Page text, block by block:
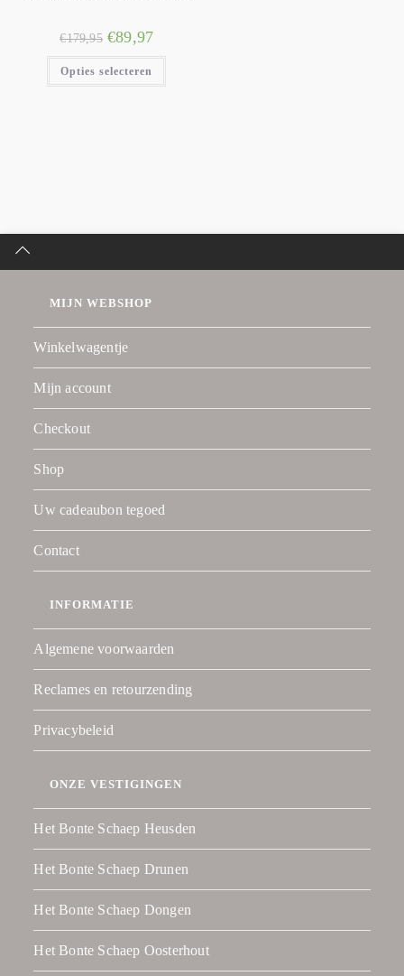
€179,95 €89,97
Opties selecteren
MIJN WEBSHOP
Winkelwagentje
Mijn account
Checkout
Shop
Uw cadeaubon tegoed
Contact
INFORMATIE
Algemene voorwaarden
Reclames en retourzending
Privacybeleid
ONZE VESTIGINGEN
Het Bonte Schaep Heusden
Het Bonte Schaep Drunen
Het Bonte Schaep Dongen
Het Bonte Schaep Oosterhout